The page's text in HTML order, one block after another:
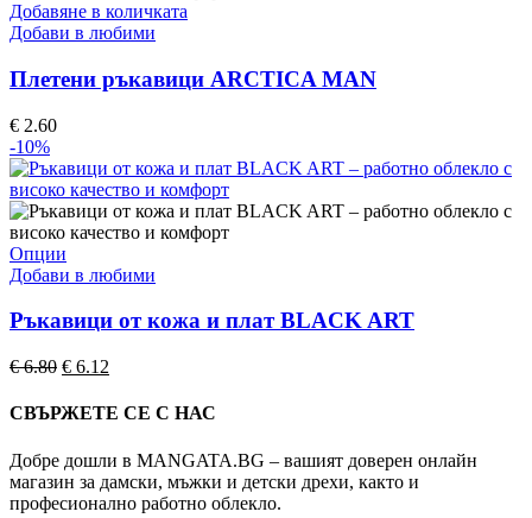
Добавяне в количката
Добави в любими
Плетени ръкавици ARCTICA MAN
€ 2.60
-10%
Опции
product
multiple
variants.
The
options
may
be
on
the
product
Добави в любими
Ръкавици от кожа и плат BLACK ART
€6.80 Original
was:
€ 6.12
е:
СВЪРЖЕТЕ СЕ С НАС
Добре дошли в MANGATA.BG – вашият доверен онлайн
магазин за дамски, мъжки и детски дрехи, както и
професионално работно облекло.